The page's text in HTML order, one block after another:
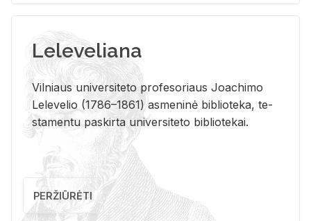
Leleveliana
Vil­niaus uni­ver­si­te­to pro­fe­so­riaus Jo­a­chi­mo
Le­le­ve­lio (1786–1861) as­me­ni­nė bi­b­lio­te­ka, te­
sta­men­tu pa­skir­ta uni­ver­si­te­to bi­b­lio­te­kai.
PERŽIŪRĖTI